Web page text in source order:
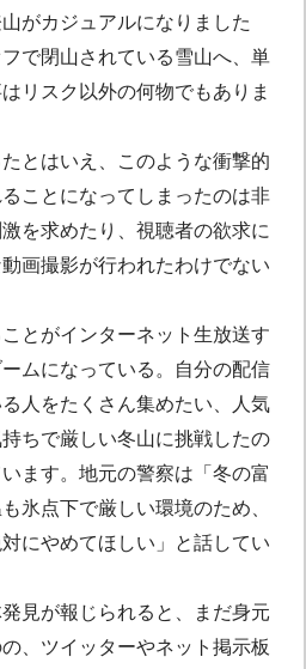
がカジュアルになりました
で閉山されている雪山へ、単
リスク以外の何物でもありま
とはいえ、このような衝撃的
ことになってしまったのは非
を求めたり、視聴者の欲求に
画撮影が行われたわけでない
とがインターネット生放送す
ムになっている。自分の配信
人をたくさん集めたい、人気
ちで厳しい冬山に挑戦したの
ます。地元の警察は「冬の富
氷点下で厳しい環境のため、
にやめてほしい」と話してい
見が報じられると、まだ身元
、ツイッターやネット掲示板